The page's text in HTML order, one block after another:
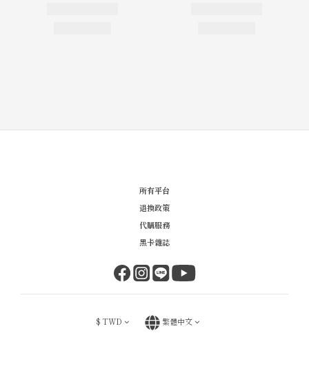
所有平台
退換政策
代購服務
黑卡雜誌
$TWD 繁體中文